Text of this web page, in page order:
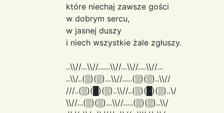
które niechaj zawsze gości
w dobrym sercu,
w jasnej duszy
i niech wszystkie żale zgłuszy.
..\\//...\\//......\\//...\\//....\\//...
..\\/..(▒)(▒)...\\//.....(▒)(▒)..\\//
///..(▒)(█)(▒)..\\//..(▒)(█)(▒)..\/
\\//...(▒)(▒)...\\//.....(▒)(▒)..\\/